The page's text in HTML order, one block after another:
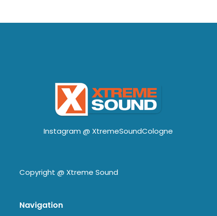
Instagram @ XtremeSoundCologne
Copyright @ Xtreme Sound
Navigation